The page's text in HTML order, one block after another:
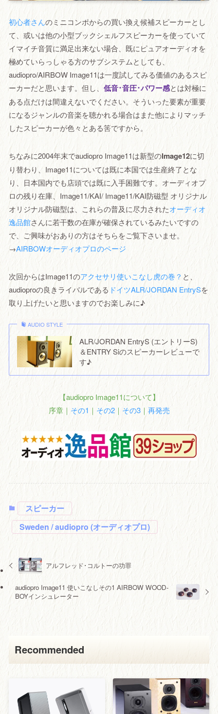
初心者さんのミニコンポからの買い換え候補スピーカーとし
て、或いは他の小型ブックシェルフスピーカーを使っていて
イマイチ音質に満足出来ない場合、既にピュアオーディオを
極めていらっしゃる方のサブシステムとしても、
audiopro/AIRBOW Image11は一度試してみる価値のあるスピ
ーカーだと思います。但し、 低音･音圧･パワー感とは対極に
ある点だけは間違えないでください。そういった要素が重要
になるジャンルの音楽を聴かれる場合はまた他によりマッチ
したスピーカーが色々とある筈ですから。
ちなみに2004年末でaudiopro Image11は新型のImage12に切
り替わり、Image11については既に本国では生産終了とな
り、日本国内でも店頭では既に入手困難です。オーディオプ
ロの残り在庫、Image11/KAI/ Image11/KAI防磁型 オリジナル
オリジナル防磁型は、これらの普及に尽力されたオーディオ
逸品館さんに若干数の在庫が確保されているみたいですの
で、ご興味がおありの方はそちらをご覧下さいませ。
→AIRBOWオーディオプロのページ
次回からはImage11のアクセサリ使いこなし虎の巻？ と、
audioproの良きライバルである ドイツALR/JORDAN EntrySを
取り上げたいと思いますのでお楽しみに♪
AUDIO STYLE
ALR/JORDAN EntryS (エントリーS)
＆ENTRY Siのスピーカーレビューで
す♪
【audiopro Image11について】
序章｜ その1 ｜ その2｜ その3｜ 再発売
スピーカー
Sweden / audiopro (オーディオプロ)
アルフレッド･コルトーの功罪
audiopro Image11 使いこなしその1 AIRBOW WOOD-
BOYインシュレーター
Recommended